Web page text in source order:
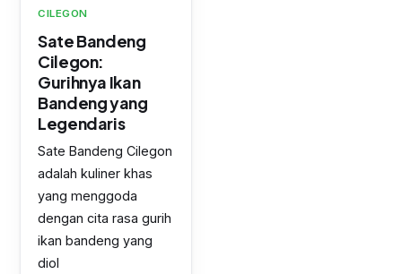
CILEGON
Sate Bandeng
Cilegon:
Gurihnya Ikan
Bandeng yang
Legendaris
Sate Bandeng Cilegon
adalah kuliner khas
yang menggoda
dengan cita rasa gurih
ikan bandeng yang
diol